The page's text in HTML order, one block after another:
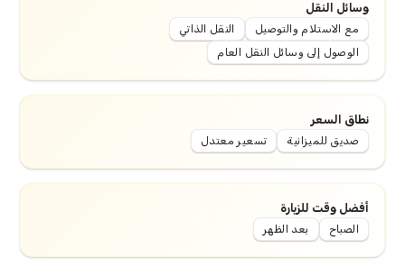
وسائل النقل
مع الاستلام والتوصيل
النقل الذاتي
الوصول إلى وسائل النقل العام
نطاق السعر
صديق للميزانية تسعير معتدل
أفضل وقت للزيارة
الصباح بعد الظهر